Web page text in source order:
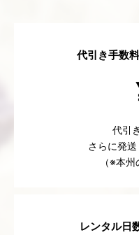
代引き手数
代引
さらに発
（※本
レンタル日